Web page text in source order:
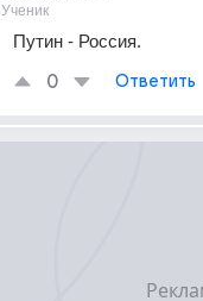
Ученик
Путин - Россия.
0 Ответить